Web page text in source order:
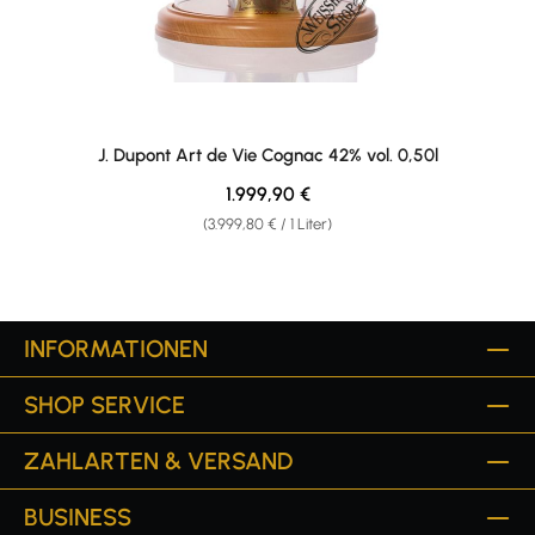
J. Dupont Art de Vie Cognac 42% vol. 0,50l
(3.999,80 € / 1 Liter)
Regulärer Preis:
1.999,90 €
INFORMATIONEN
SHOP SERVICE
ZAHLARTEN & VERSAND
BUSINESS